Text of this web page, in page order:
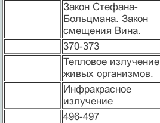
Закон Стефана-
Больцмана. Закон
смещения Вина.
370-373
Тепловое излучение
живых организмов.
Инфракрасное
излучение
496-497